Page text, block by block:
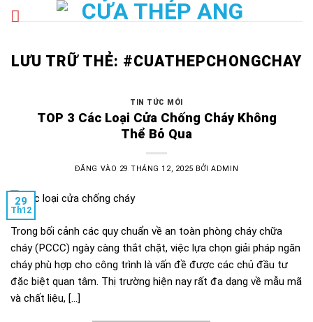
Bỏ
qua
dungLƯU TRỮ THẺ: #CUATHEPCHONGCHAY
TIN TỨC MỚI
TOP 3 Các Loại Cửa Chống Cháy Không
Thể Bỏ Qua
ĐĂNG VÀO 29 THÁNG 12, 2025 BỞIADMIN
29
Th12
Trong bối cảnh các quy chuẩn về an toàn phòng cháy chữa
cháy (PCCC) ngày càng thắt chặt, việc lựa chọn giải pháp ngăn
cháy phù hợp cho công trình là vấn đề được các chủ đầu tư
đặc biệt quan tâm. Thị trường hiện nay rất đa dạng về mẫu mã
và chất liệu, […]